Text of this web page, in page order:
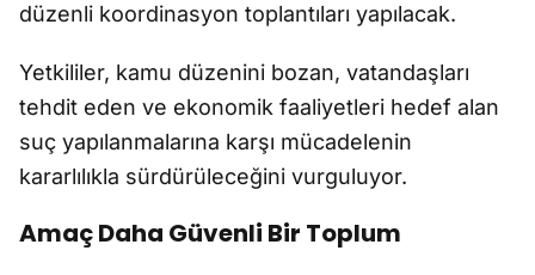
düzenli koordinasyon toplantıları yapılacak.
Yetkililer, kamu düzenini bozan, vatandaşları
tehdit eden ve ekonomik faaliyetleri hedef alan
suç yapılanmalarına karşı mücadelenin
kararlılıkla sürdürüleceğini vurguluyor.
Amaç Daha Güvenli Bir Toplum